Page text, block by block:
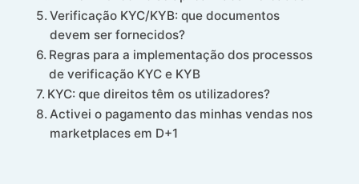
Verificação KYC/KYB: que documentos
devem ser fornecidos?
Regras para a implementação dos processos
de verificação KYC e KYB
KYC: que direitos têm os utilizadores?
Activei o pagamento das minhas vendas nos
marketplaces em D+1